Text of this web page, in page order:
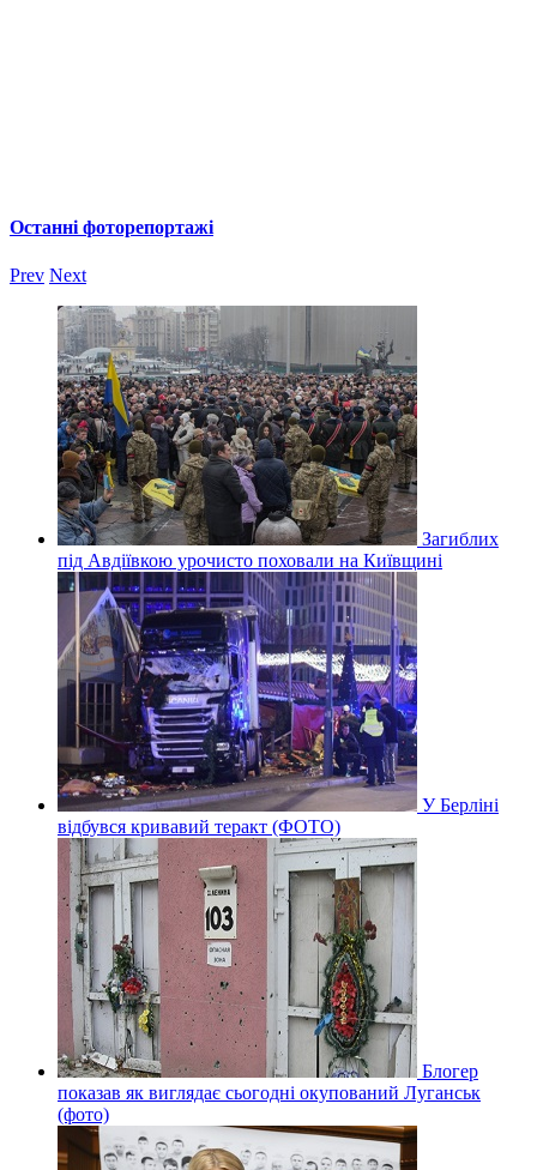
Останні фоторепортажі
Prev Next
Загиблих
під Авдіївкою урочисто поховали на Київщині
У Берліні
відбувся кривавий теракт (ФОТО)
Блогер
показав як виглядає сьогодні окупований Луганськ
(фото)